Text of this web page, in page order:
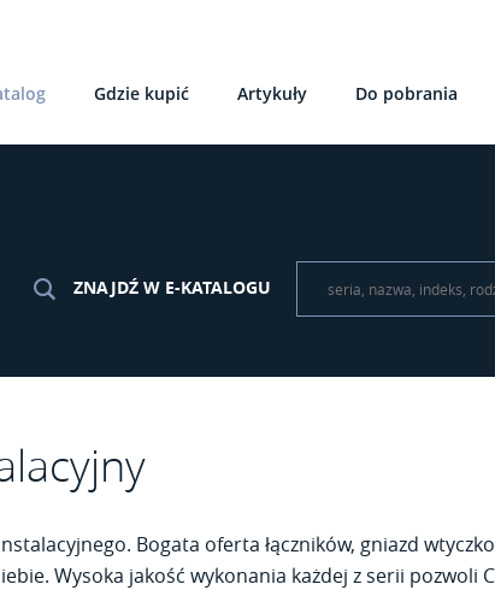
Gdzie kupić Artykuły Do pobrania
ZNAJDŹ W E-KATALOGU
Bogata oferta łączników, gniazd
Wysoka jakość wykonania każdej z serii pozwoli